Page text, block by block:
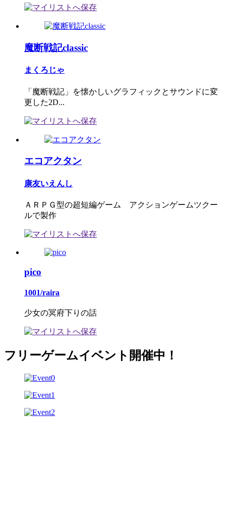
魔断戦記classic
まくろじゃ
「魔断戦記」を懐かしいグラフィックとサウンドに変
更した2D...
エコアクタン
康友いえんし
ＡＲＰＧ型の超短編ゲーム アクションゲームツクー
ルで製作
pico
1001/raira
少女の冥府下りの話
フリーゲームイベント開催中！